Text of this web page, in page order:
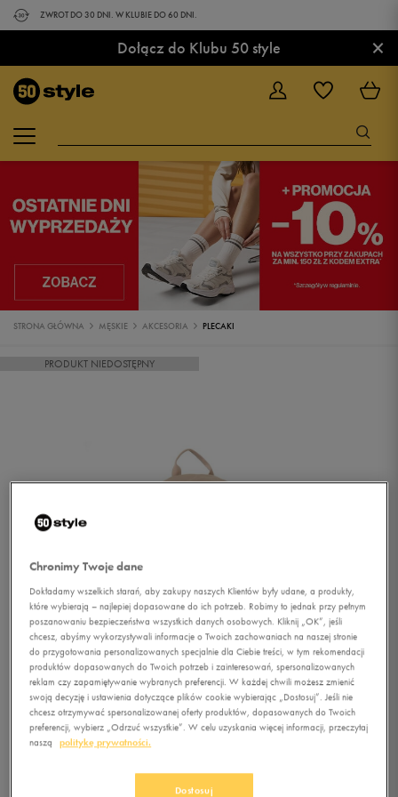
ZWROT DO 30 DNI. W KLUBIE DO 60 DNI.
Dołącz do Klubu 50 style ×
STRONA GŁÓWNA MĘSKIE AKCESORIA PLECAKI
PRODUKT NIEDOSTĘPNY
1/3
Chronimy Twoje dane
Dokładamy wszelkich starań, aby zakupy naszych Klientów były udane, a produkty,
które wybierają – najlepiej dopasowane do ich potrzeb. Robimy to jednak przy pełnym
poszanowaniu bezpieczeństwa wszystkich danych osobowych. Kliknij „OK”, jeśli
chcesz, abyśmy wykorzystywali informacje o Twoich zachowaniach na naszej stronie
do przygotowania personalizowanych specjalnie dla Ciebie treści, w tym rekomendacji
produktów dopasowanych do Twoich potrzeb i zainteresowań, spersonalizowanych
reklam czy zapamiętywanie wybranych preferencji. W każdej chwili możesz zmienić
swoją decyzję i ustawienia dotyczące plików cookie wybierając „Dostosuj”. Jeśli nie
chcesz otrzymywać spersonalizowanej oferty produktów, dopasowanych do Twoich
preferencji, wybierz „Odrzuć wszystkie”. W celu uzyskania więcej informacji, przeczytaj
naszą
politykę prywatności.
Dostosuj